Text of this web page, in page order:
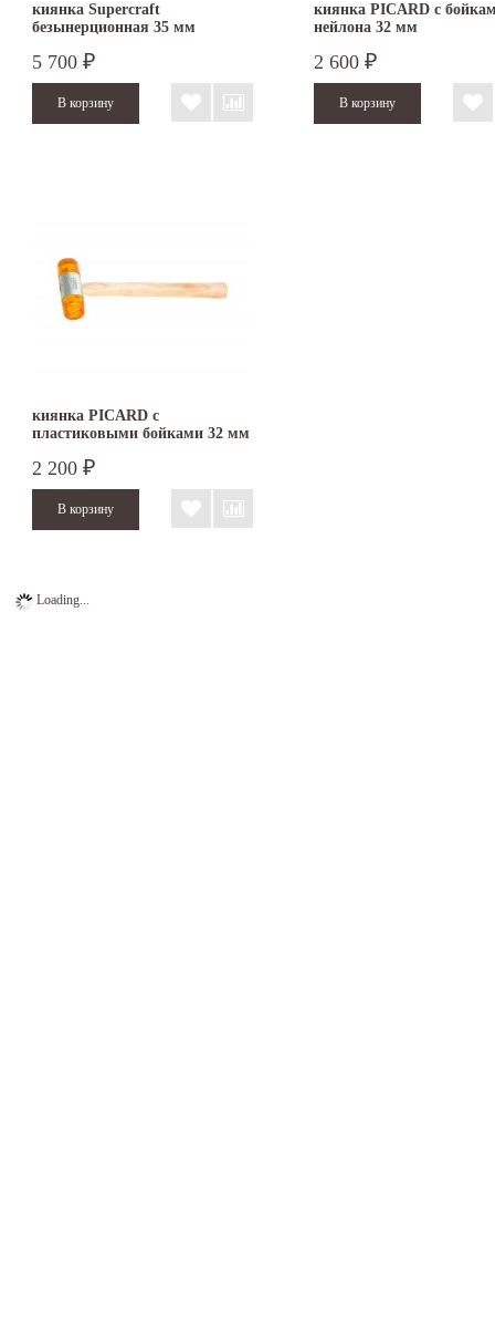
киянка Supercraft
безынерционная 35 мм
5 700 ₽
киянка PICARD с
нейлона 32 мм
2 600 ₽
киянка PICARD с
пластиковыми бойками 32 мм
2 200 ₽
Loading...